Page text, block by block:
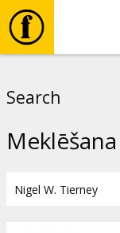
Search
Meklēšana